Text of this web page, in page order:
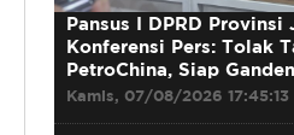
Pansus I DPRD Provinsi
Konferensi Pers: Tolak
PetroChina, Siap
Kamis, 07/08/2026 17:45:13